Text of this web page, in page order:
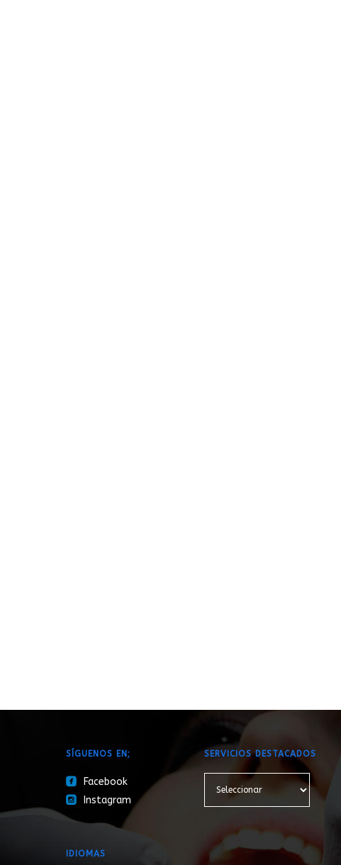
SÍGUENOS EN;
roundedfacebook Facebook
roundedinstagram Instagram
IDIOMAS
SERVICIOS DESTACADOS